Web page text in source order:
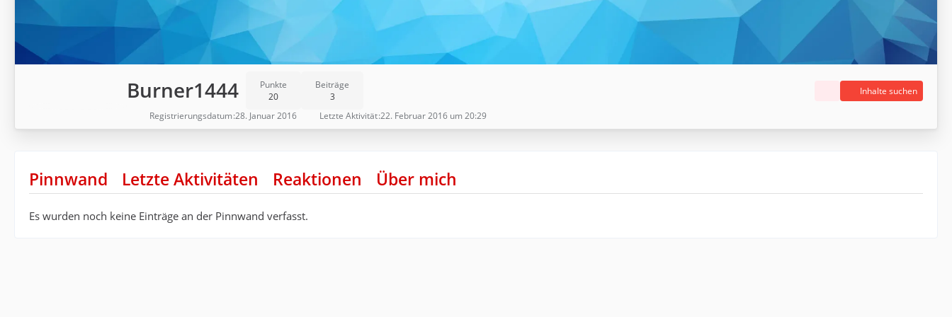
Burner1444
Punkte
20
Beiträge
3
Inhalte suchen
Registrierungsdatum 28. Januar 2016 Letzte Aktivität 22. Februar 2016 um 20:29
Pinnwand Letzte Aktivitäten Reaktionen Über mich
Es wurden noch keine Einträge an der Pinnwand verfasst.